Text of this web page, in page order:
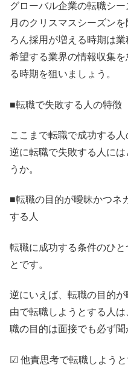
グローバル企業の転職シ
月のクリスマスシーズン
ろん採用が増える時期は業
希望する業界の情報収集
る時期を狙いましょう。
■転職で失敗する人の特徴
ここまで転職で成功する
逆に転職で失敗する人に
うか。
■転職の目的が曖昧かつネ
する人
転職に成功する条件のひ
とです。
逆にいえば、転職の目的
由で転職しようとする人
職の目的は面接でも必ず聞
☑ 他責思考で転職しようと